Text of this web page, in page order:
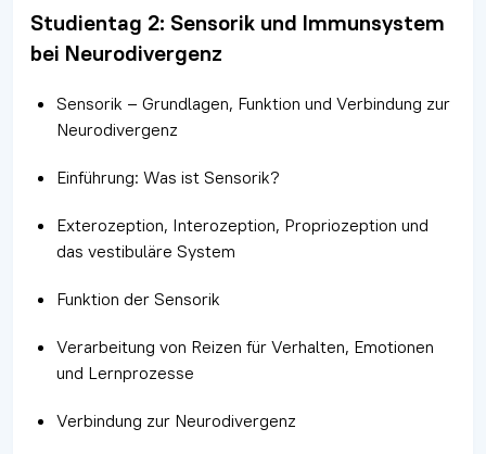
Studientag 2: Sensorik und Immunsystem
bei Neurodivergenz
Sensorik – Grundlagen, Funktion und Verbindung zur
Neurodivergenz
Einführung: Was ist Sensorik?
Exterozeption, Interozeption, Propriozeption und
das vestibuläre System
Funktion der Sensorik
Verarbeitung von Reizen für Verhalten, Emotionen
und Lernprozesse
Verbindung zur Neurodivergenz